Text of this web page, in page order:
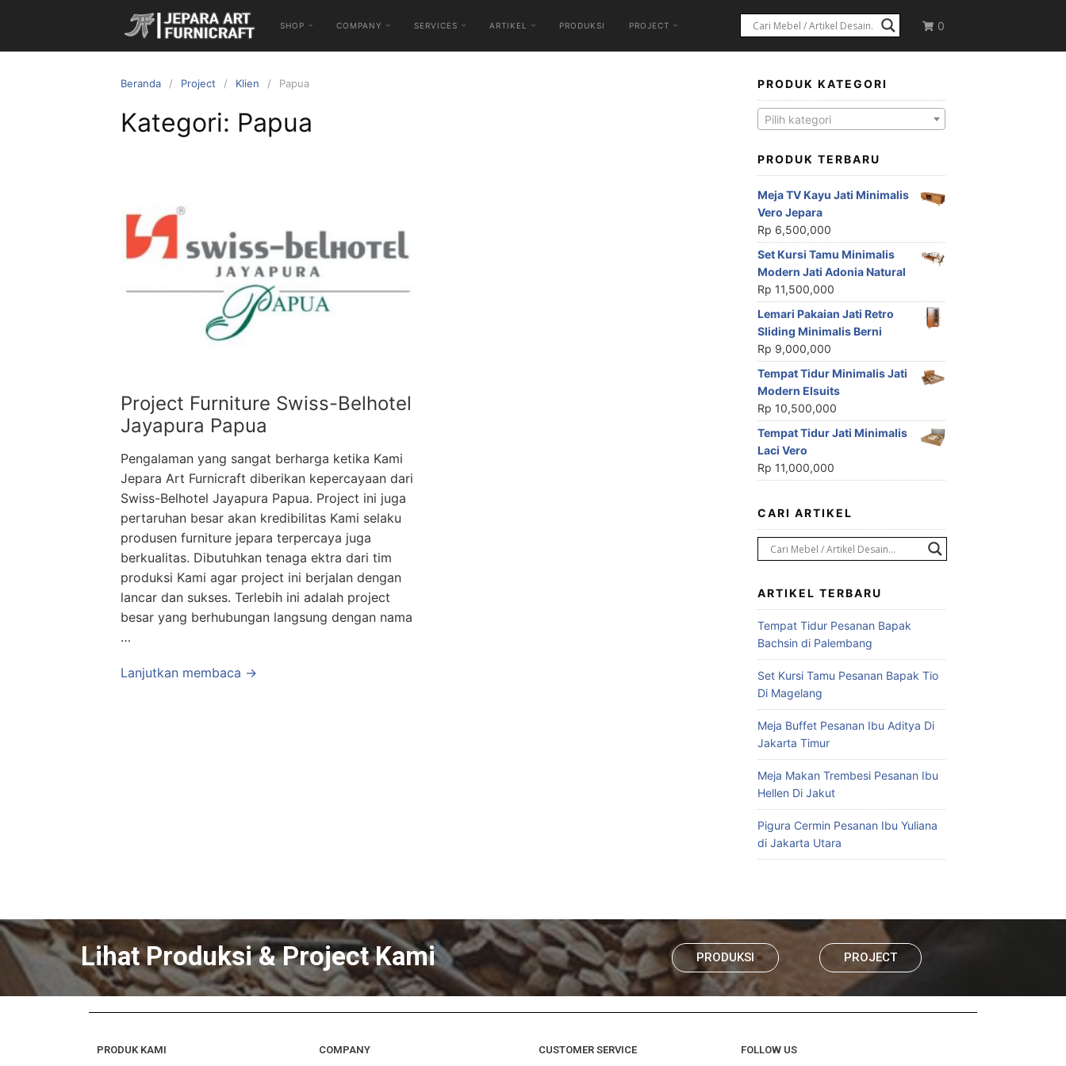
0
SHOP COMPANY SERVICES ARTIKEL PRODUKSI PROJECT
Beranda Project Klien Papua
Kategori: Papua
Project Furniture Swiss-Belhotel
Jayapura Papua
Pengalaman yang sangat berharga ketika Kami
Jepara Art Furnicraft diberikan kepercayaan dari
Swiss-Belhotel Jayapura Papua. Project ini juga
pertaruhan besar akan kredibilitas Kami selaku
produsen furniture jepara terpercaya juga
berkualitas. Dibutuhkan tenaga ektra dari tim
produksi Kami agar project ini berjalan dengan
lancar dan sukses. Terlebih ini adalah project
besar yang berhubungan langsung dengan nama
…
Lanjutkan membaca →
PRODUK KATEGORI
Pilih kategori
PRODUK TERBARU
Meja TV Kayu Jati Minimalis
Vero Jepara
Rp 6,500,000
Set Kursi Tamu Minimalis
Modern Jati Adonia Natural
Rp 11,500,000
Lemari Pakaian Jati Retro
Sliding Minimalis Berni
Rp 9,000,000
Tempat Tidur Minimalis Jati
Modern Elsuits
Rp 10,500,000
Tempat Tidur Jati Minimalis
Laci Vero
Rp 11,000,000
CARI ARTIKEL
ARTIKEL TERBARU
Tempat Tidur Pesanan Bapak
Bachsin di Palembang
Set Kursi Tamu Pesanan Bapak Tio
Di Magelang
Meja Buffet Pesanan Ibu Aditya Di
Jakarta Timur
Meja Makan Trembesi Pesanan Ibu
Hellen Di Jakut
Pigura Cermin Pesanan Ibu Yuliana
di Jakarta Utara
Lihat Produksi & Project Kami PRODUKSI PROJECT
PRODUK KAMI COMPANY CUSTOMER SERVICE FOLLOW US